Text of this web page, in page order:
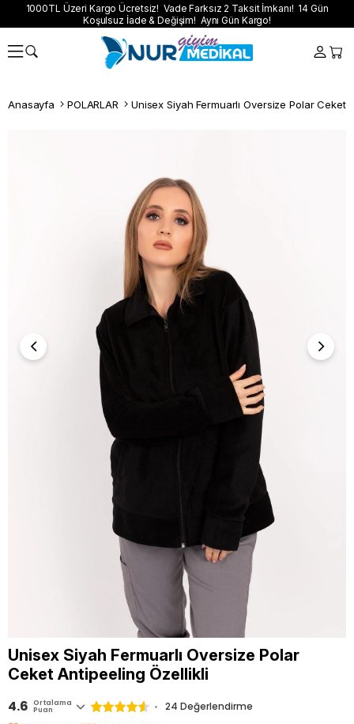
1000TL Üzeri Kargo Ücretsiz! Vade Farksız 2 Taksit İmkanı! 14 Gün
Koşulsuz İade & Değişim! Aynı Gün Kargo!
Anasayfa POLARLAR
Unisex Siyah Fermuarlı Oversize Polar
Ceket Antipeeling Özellikli
4.6 Ortalama
Puan 24 Değerlendirme